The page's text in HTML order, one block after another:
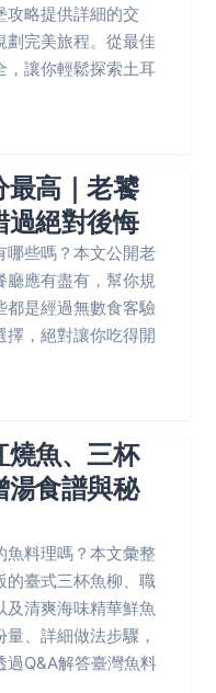
攻略提供詳細的交
劃完美旅程。從最佳
，讓你輕鬆探索土耳
最高｜老饕
過絕對後悔
哪些嗎？本文公開老
廳應有盡有，幫你規
都是經過無數食客驗
擇，絕對讓你吃得開
燒魚、三杯
湯食譜與秘
魚料理嗎？本文彙整
的臺式三杯魚柳、職
及清爽海味精華鮮魚
、詳細做法步驟，
過Q&A解答臺灣魚料